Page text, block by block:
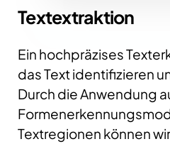
Textextraktion
Ein hochpräzises
das Text identifizieren
Durch die Anwendung
Textregionen können